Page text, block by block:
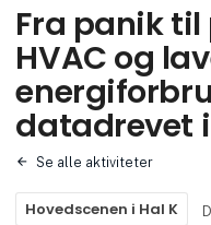
Fra panik
HVAC og
datadrevet
Se alle aktiviteter
Hovedscenen i Hal K